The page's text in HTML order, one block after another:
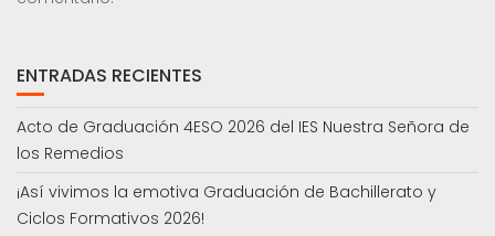
ENTRADAS RECIENTES
Acto de Graduación 4ESO 2026 del IES Nuestra Señora de
los Remedios
¡Así vivimos la emotiva Graduación de Bachillerato y
Ciclos Formativos 2026!